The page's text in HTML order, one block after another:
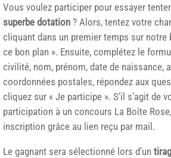
Vous voulez participer pour essayer
superbe dotation ? Alors, tentez votre
cliquant dans un premier temps sur notre
ce bon plan ». Ensuite, complétez le
civilité, nom, prénom, date de naissance,
coordonnées postales, répondez aux
cliquez sur « Je participe ». S’il s’agit de
participation à un concours La Boîte
inscription grâce au lien reçu par mail.
Le gagnant sera sélectionné lors d’un